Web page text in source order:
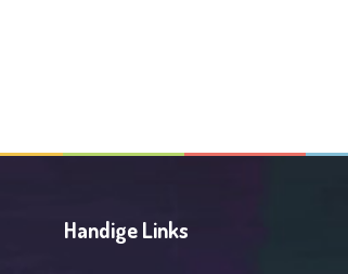
Handige Links